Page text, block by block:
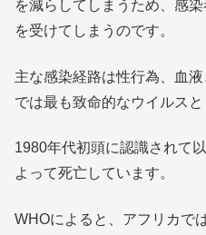
を減らしてしまうため、感
を受けてしまうのです。
主な感染経路は性行為、血
では最も致命的なウイルスと
1980年代初頭に認識されて
よって死亡しています。
WHOによると、アフリカで